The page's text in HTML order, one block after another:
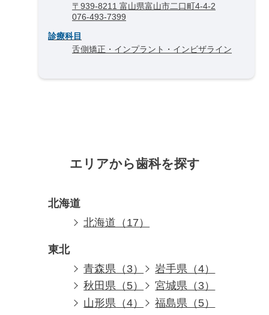
〒939-8211 富山県富山市二口町4-4-2
076-493-7399
診療科目
舌側矯正・インプラント・インビザライン
エリアから歯科を探す
北海道
北海道（17）
東北
青森県（3）
岩手県（4）
秋田県（5）
宮城県（3）
山形県（4）
福島県（5）